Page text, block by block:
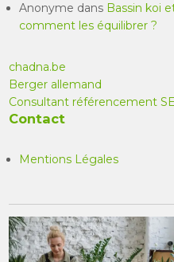
Anonyme dans Bassin koi
comment les équilibrer ?
chadna.be
Berger allemand
Consultant référencement
Contact
Mentions Légales